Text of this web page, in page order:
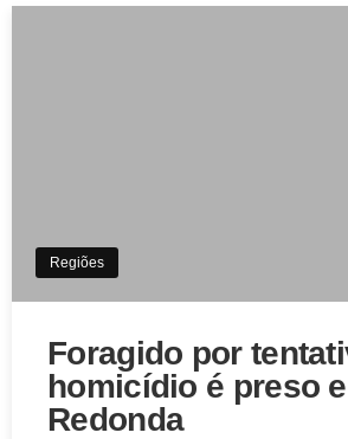
Regiões
Foragido por
homicídio é preso
Redonda